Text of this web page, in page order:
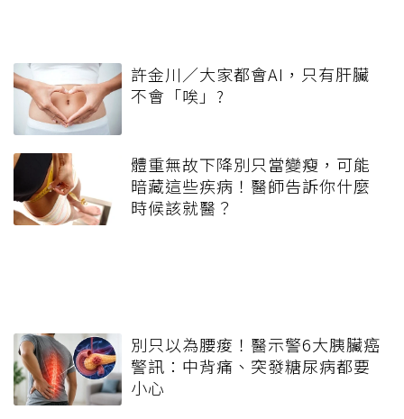
許金川／大家都會AI，只有肝臟
不會「唉」?
體重無故下降別只當變瘦，可能
暗藏這些疾病！醫師告訴你什麼
時候該就醫？
別只以為腰痠！醫示警6大胰臟癌
警訊：中背痛、突發糖尿病都要
小心